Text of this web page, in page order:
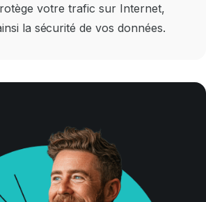
votre trafic sur Internet,
la sécurité de vos données.